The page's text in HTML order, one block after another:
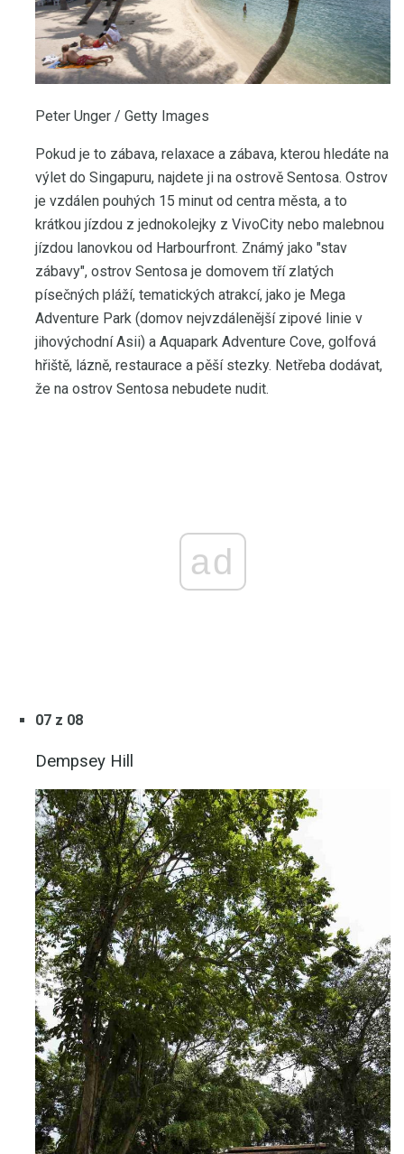
Peter Unger / Getty Images
Pokud je to zábava, relaxace a zábava, kterou hledáte na
výlet do Singapuru, najdete ji na ostrově Sentosa. Ostrov
je vzdálen pouhých 15 minut od centra města, a to
krátkou jízdou z jednokolejky z VivoCity nebo malebnou
jízdou lanovkou od Harbourfront. Známý jako "stav
zábavy", ostrov Sentosa je domovem tří zlatých
písečných pláží, tematických atrakcí, jako je Mega
Adventure Park (domov nejvzdálenější zipové linie v
jihovýchodní Asii) a Aquapark Adventure Cove, golfová
hřiště, lázně, restaurace a pěší stezky. Netřeba dodávat,
že na ostrov Sentosa nebudete nudit.
ad
07 z 08
Dempsey Hill